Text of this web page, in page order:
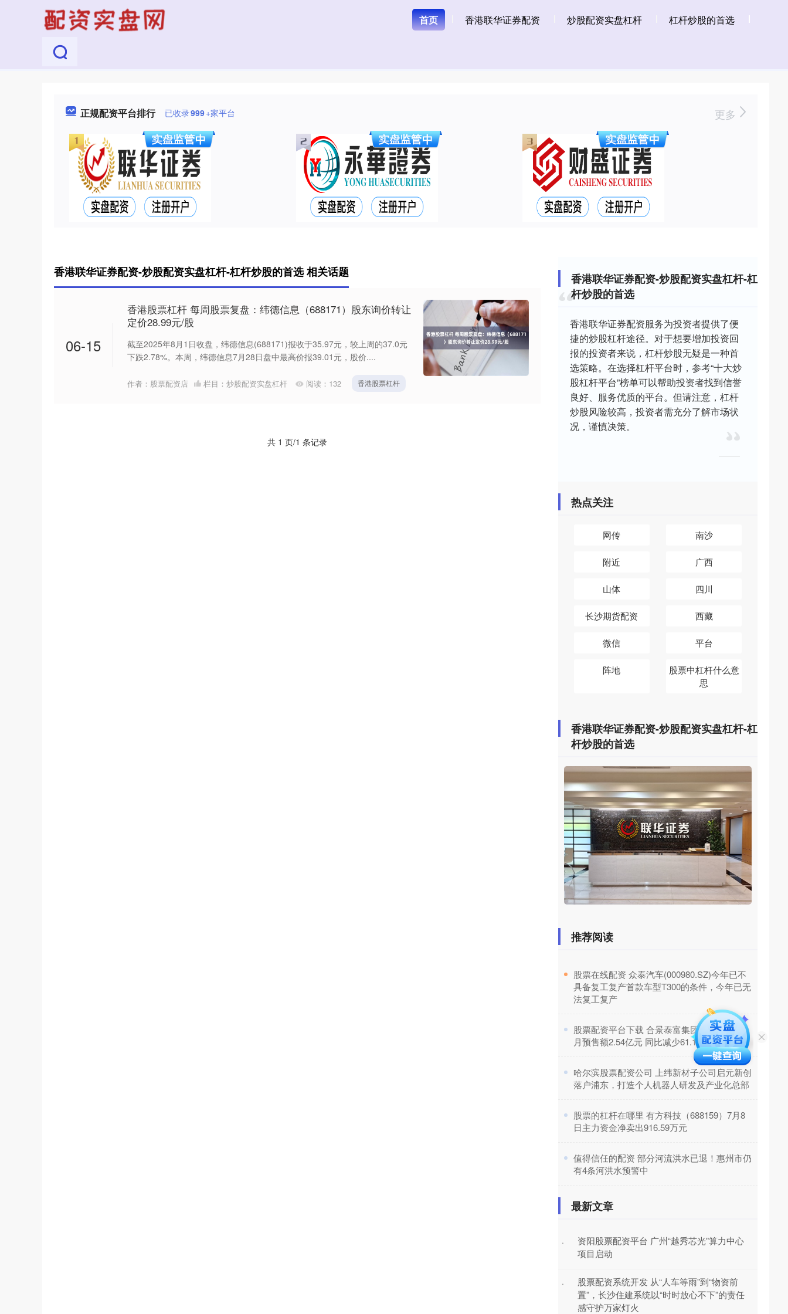
首页 香港联华证券配资 炒股配资实盘杠杆 杠杆炒股的首选
正规配资平台排行 已收录999+家平台 更多
香港联华证券配资-炒股配资实盘杠杆-杠杆炒股的首选 相关话题
06-15
香港股票杠杆 每周股票复盘：纬德信息（688171）股东询价转让
定价28.99元/股
截至2025年8月1日收盘，纬德信息(688171)报收于35.97元，较上周的37.0元
下跌2.78%。本周，纬德信息7月28日盘中最高价报39.01元，股价....
作者：股票配资店 栏目： 炒股配资实盘杠杆 阅读： 132 香港股票杠杆
共 1 页/1 条记录
香港联华证券配资-炒股配资实盘杠杆-杠
杆炒股的首选
香港联华证券配资服务为投资者提供了便
捷的炒股杠杆途径。对于想要增加投资回
报的投资者来说，杠杆炒股无疑是一种首
选策略。在选择杠杆平台时，参考“十大炒
股杠杆平台”榜单可以帮助投资者找到信誉
良好、服务优质的平台。但请注意，杠杆
炒股风险较高，投资者需充分了解市场状
况，谨慎决策。
热点关注
网传 南沙
附近 广西
山体 四川
长沙期货配资 西藏
微信 平台
阵地
股票中杠杆什么意
思
香港联华证券配资-炒股配资实盘杠杆-杠
杆炒股的首选
推荐阅读
​股票在线配资 众泰汽车(000980.SZ)今年已不
具备复工复产首款车型T300的条件，今年已无
法复工复产
​股票配资平台下载 合景泰富集团(01813.HK)6
月预售额2.54亿元 同比减少61.1%
​哈尔滨股票配资公司 上纬新材子公司启元新创
落户浦东，打造个人机器人研发及产业化总部
​股票的杠杆在哪里 有方科技（688159）7月8
日主力资金净卖出916.59万元
​值得信任的配资 部分河流洪水已退！惠州市仍
有4条河洪水预警中
最新文章
·
资阳股票配资平台 广州“越秀芯光”算力中心
项目启动‌
·
股票配资系统开发 从“人车等雨”到“物资前
置”，长沙住建系统以“时时放心不下”的责任
感守护万家灯火